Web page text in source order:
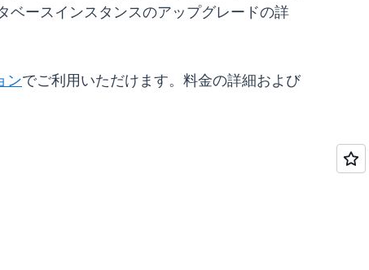
ベースインスタンスのアップグレードの詳
ンでご利用いただけます。料金の詳細および